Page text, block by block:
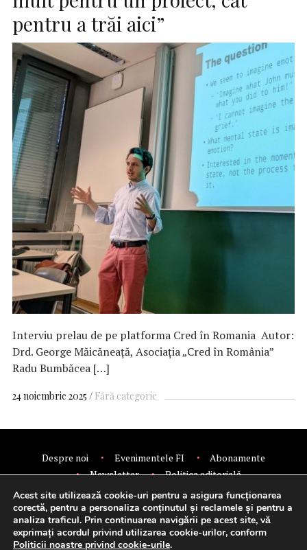
pentru a trăi aici”
Interviu prelau de pe platforma Cred în Romania Autor:
Drd. George Măicăneață, Asociația „Cred în România”
Radu Bumbăcea […]
24 noiembrie 2025 Fără categorie
Despre noi Evenimentele FI
Abonamente
Newsletter
Politica editorială
Politica de confidentialitate
Contact
Publicitate
© 2026 Financial Intelligence.
Acest site utilizează cookie-uri pentru a asigura funcționarea
corectă, pentru a personaliza conținutul și reclamele și pentru a
analiza traficul. Prin continuarea navigării pe acest site, vă
exprimați acordul privind utilizarea cookie-urilor, conform
Politicii noastre privind cookie-urile.